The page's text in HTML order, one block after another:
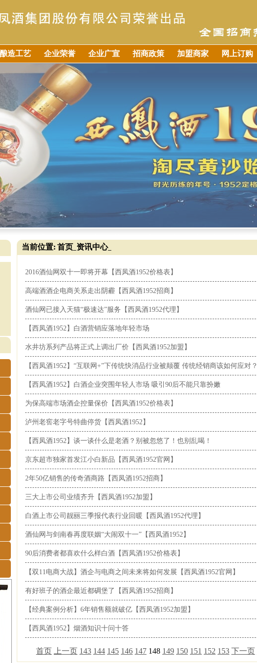
酿造工艺 企业荣誉 企业广宣 招商政策 加盟商家 网上订购
当前位置: 首页 资讯中心_
2016酒仙网双十一即将开幕【西凤酒1952价格表】
高端酒酒企电商关系走出阴霾【西凤酒1952招商】
酒仙网已接入天猫“极速达”服务【西凤酒1952代理】
【西凤酒1952】白酒营销应落地年轻市场
水井坊系列产品将正式上调出厂价【西凤酒1952加盟】
【西凤酒1952】“互联网+”下传统快消品行业被颠覆 传统经销商该如何应对？
【西凤酒1952】白酒企业突围年轻人市场 吸引90后不能只靠扮嫩
为保高端市场酒企控量保价【西凤酒1952价格表】
泸州老窖老字号特曲停货【西凤酒1952】
【西凤酒1952】谈一谈什么是老酒？别被忽悠了！也别乱喝！
京东超市独家首发江小白新品【西凤酒1952官网】
2年50亿销售的传奇酒商路【西凤酒1952招商】
三大上市公司业绩齐升【西凤酒1952加盟】
白酒上市公司靓丽三季报代表行业回暖【西凤酒1952代理】
酒仙网与剑南春再度联姻“大闹双十一”【西凤酒1952】
90后消费者都喜欢什么样白酒【西凤酒1952价格表】
【双11电商大战】酒企与电商之间未来将如何发展【西凤酒1952官网】
有好班子的酒企最近都碉堡了【西凤酒1952招商】
【经典案例分析】6年销售额就破亿【西凤酒1952加盟】
【西凤酒1952】烟酒知识十问十答
首页 上一页 143 144 145 146 147 148 149 150 151 152 153 下一页